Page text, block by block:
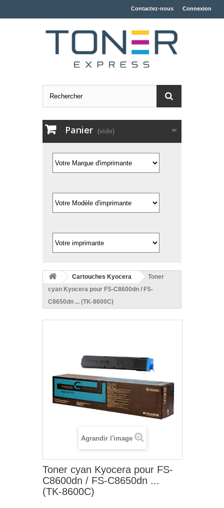
Connexion
Contactez-nous
Panier (vide)
Cartouches Kyocera
Toner
cyan Kyocera pour FS-C8600dn / FS-
C8650dn ... (TK-8600C)
Agrandir l'image
Toner cyan Kyocera pour FS-
C8600dn / FS-C8650dn ...
(TK-8600C)